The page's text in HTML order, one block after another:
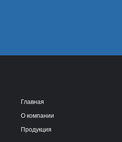
Главная
О компании
Продукция